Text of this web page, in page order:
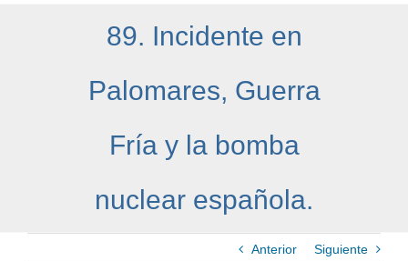
89. Incidente en
Palomares, Guerra
Fría y la bomba
nuclear española.
Anterior Siguiente